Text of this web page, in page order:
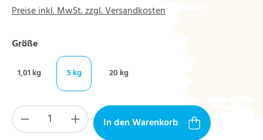
Preise inkl. MwSt. zzgl. Versandkosten
Größe
1,01 kg 5 kg 20 kg
Produkt Anzahl: Gib den gewünschten Wert
In den Warenkorb